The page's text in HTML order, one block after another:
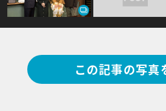
この記事の写真